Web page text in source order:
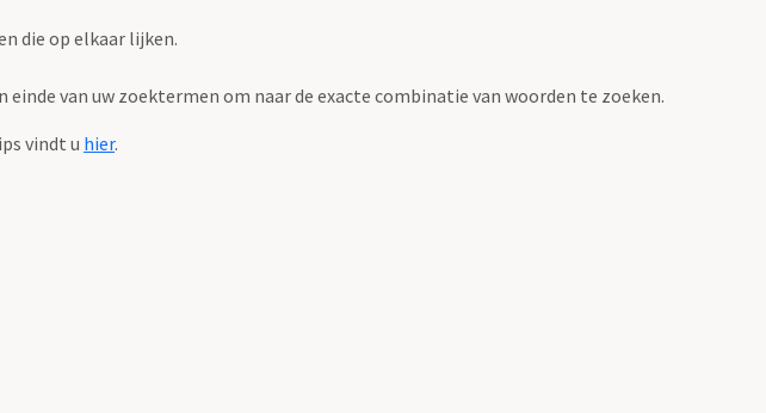
die op elkaar lijken.
einde van uw zoektermen om naar de exacte combinatie van woorden te zoeken.
vindt u hier.